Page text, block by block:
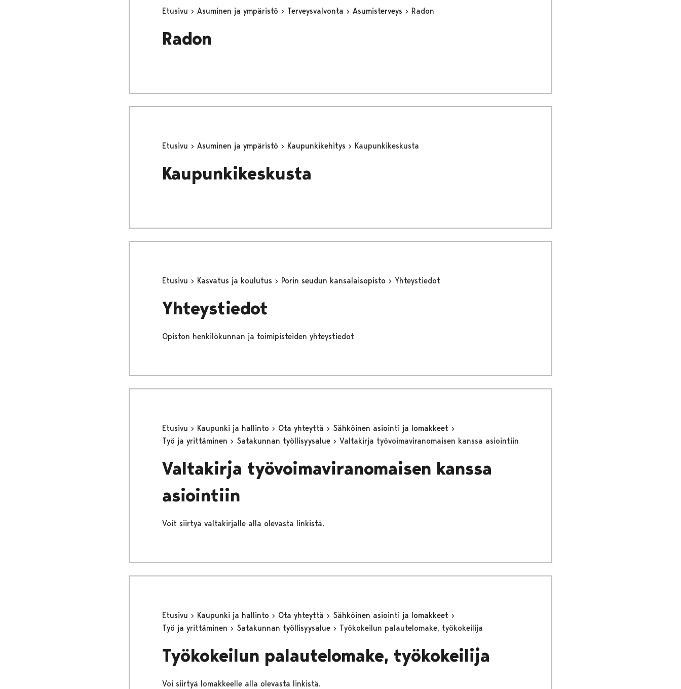
Etusivu Asuminen ja ympäristö Terveysvalvonta Asumisterveys Radon
Radon
Etusivu Asuminen ja ympäristö Kaupunkikehitys Kaupunkikeskusta
Kaupunkikeskusta
Etusivu Kasvatus ja koulutus Porin seudun kansalaisopisto Yhteystiedot
Yhteystiedot
Opiston henkilökunnan ja toimipisteiden yhteystiedot
Etusivu Kaupunki ja hallinto Ota yhteyttä
Sähköinen asiointi ja lomakkeet
Työ ja yrittäminen
Satakunnan työllisyysalue Valtakirja työvoimaviranomaisen kanssa asiointiin
Valtakirja työvoimaviranomaisen kanssa
asiointiin
Voit siirtyä valtakirjalle alla olevasta linkistä.
Etusivu Kaupunki ja hallinto Ota yhteyttä
Sähköinen asiointi ja lomakkeet
Työ ja yrittäminen
Satakunnan työllisyysalue Työkokeilun palautelomake, työkokeilija
Työkokeilun palautelomake, työkokeilija
Voi siirtyä lomakkeelle alla olevasta linkistä.